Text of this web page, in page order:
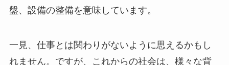
盤、設備の整備を意味しています。
一見、仕事とは関わりがないように思えるかもし
れません。ですが、これからの社会は、様々な背